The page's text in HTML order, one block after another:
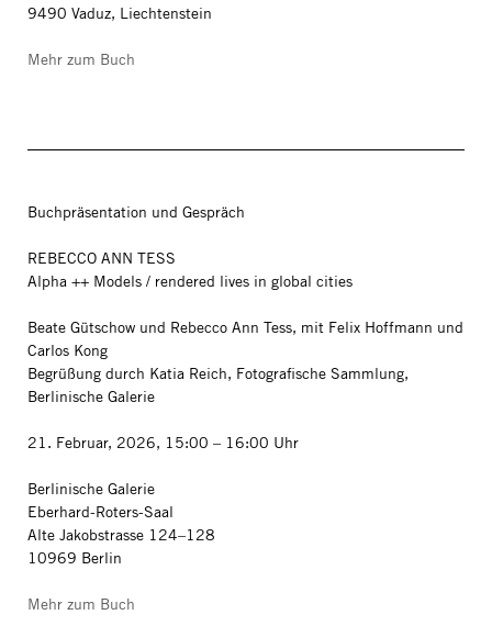
9490 Vaduz, Liechtenstein
Mehr zum Buch
Buchpräsentation und Gespräch
REBECCO ANN TESS
Alpha ++ Models / rendered lives in global cities
Beate Gütschow und Rebecco Ann Tess, mit Felix Hoffmann und
Carlos Kong
Begrüßung durch Katia Reich, Fotografische Sammlung,
Berlinische Galerie
21. Februar, 2026, 15:00 – 16:00 Uhr
Berlinische Galerie
Eberhard-Roters-Saal
Alte Jakobstrasse 124–128
10969 Berlin
Mehr zum Buch